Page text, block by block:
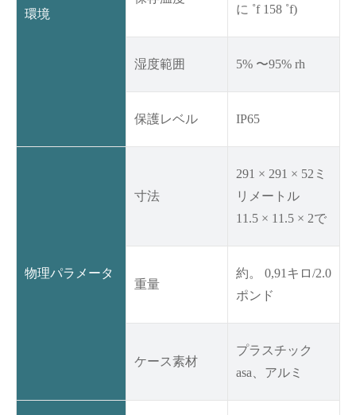
環境
に ˚f 158 ˚f)
湿度範囲 5% 〜95% rh
保護レベル IP65
物理パラメータ
寸法
291 × 291 × 52ミ
リメートル
11.5 × 11.5 × 2で
重量
約。 0,91キロ/2.0
ポンド
ケース素材
プラスチック
asa、アルミ